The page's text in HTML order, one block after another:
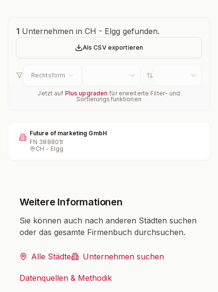
Unternehmensübersicht
1 Unternehmen in CH - Elgg gefunden.
Als CSV exportieren
Rechtsform
Jetzt auf Plus upgraden für erweiterte Filter- und
Sortierungsfunktionen
Future of marketing GmbH
FN 388801t
CH - Elgg
Weitere Informationen
Sie können auch nach anderen Städten suchen
oder das gesamte Firmenbuch durchsuchen.
Alle Städte Unternehmen suchen
Datenquellen & Methodik